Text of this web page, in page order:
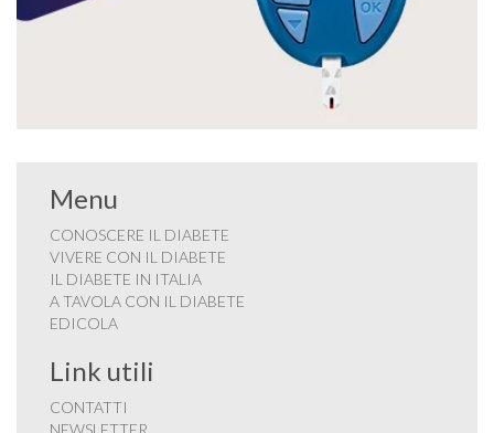
Menu
CONOSCERE IL DIABETE
VIVERE CON IL DIABETE
IL DIABETE IN ITALIA
A TAVOLA CON IL DIABETE
EDICOLA
Link utili
CONTATTI